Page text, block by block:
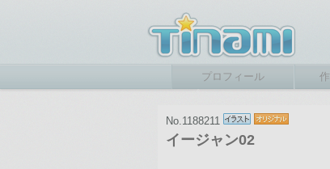
プロフィール
No.1188211
イージャン02